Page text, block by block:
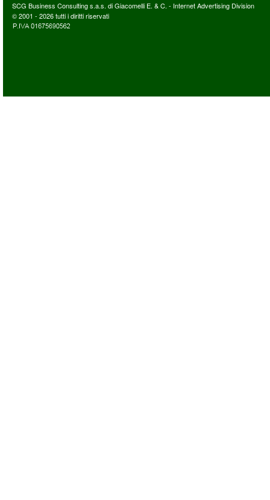
SCG Business Consulting s.a.s. di Giacomelli E. & C. - Internet Advertising Division
© 2001 - 2026 tutti i diritti riservati